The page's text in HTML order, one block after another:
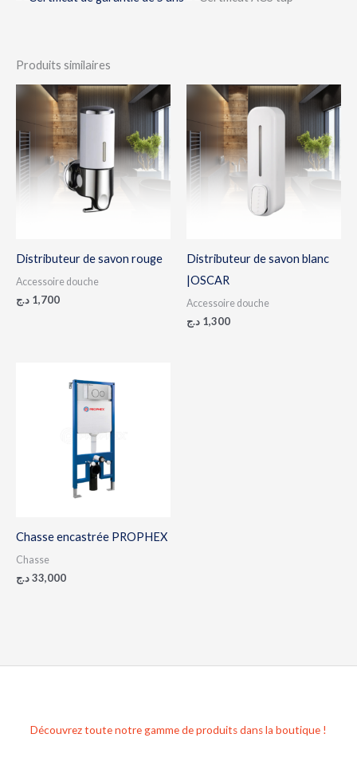
Produits similaires
Distributeur de savon rouge
Accessoire douche
1,700 د.ج
Distributeur de savon blanc
|OSCAR
Accessoire douche
1,300 د.ج
Chasse encastrée PROPHEX
Chasse
33,000د.ج
Découvrez toute notre gamme de produits dans la boutique !